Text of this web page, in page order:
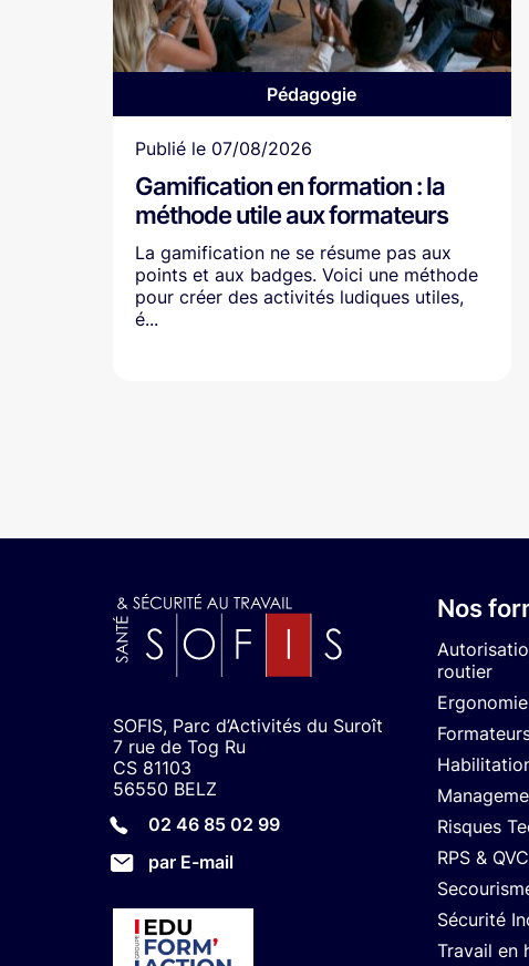
Pédagogie
Article
Publié le 07/08/2026
Gamification en formation : la
méthode utile aux formateurs
La gamification ne se résume pas aux
points et aux badges. Voici une méthode
pour créer des activités ludiques utiles,
é...
SOFIS, Parc d’Activités du Suroît
7 rue de Tog Ru
CS 81103
56550 BELZ
02 46 85 02 99
par E-mail
Nos
routier
Ergonomie
Risques
RPS &
Sécurité
Travail en